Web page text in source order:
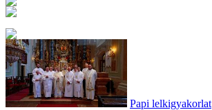
Papi lelkigyakorlat